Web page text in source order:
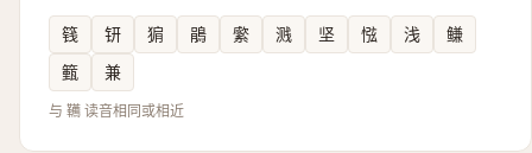
篯 钘 猏 鵑 䌠 溅 坚 惤 浅
鳒
籈
兼
与 韉 读音相同或相近